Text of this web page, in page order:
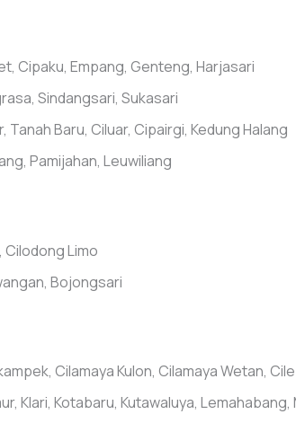
Cipaku, Empang, Genteng, Harjasari
Sindangsari, Sukasari
Baru, Ciluar, Cipairgi, Kedung Halang
Pamijahan, Leuwiliang
Cilodong Limo
Bojongsari
Cilamaya Kulon, Cilamaya Wetan,
Klari, Kotabaru, Kutawaluya,